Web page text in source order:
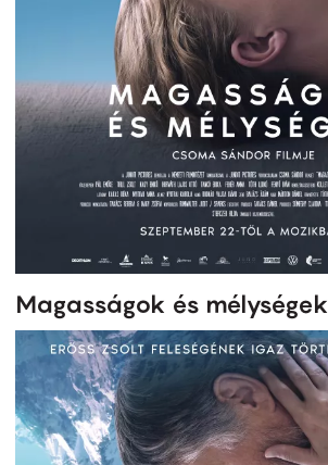
Magasságok és mélységek